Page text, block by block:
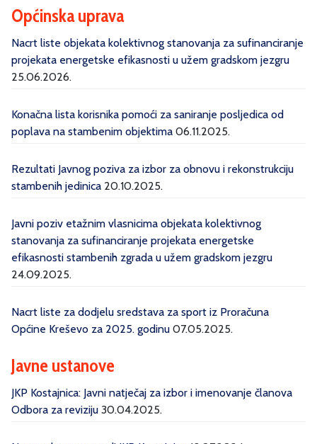
Općinska uprava
Nacrt liste objekata kolektivnog stanovanja za sufinanciranje
projekata energetske efikasnosti u užem gradskom jezgru
25.06.2026.
Konačna lista korisnika pomoći za saniranje posljedica od
poplava na stambenim objektima 06.11.2025.
Rezultati Javnog poziva za izbor za obnovu i rekonstrukciju
stambenih jedinica 20.10.2025.
Javni poziv etažnim vlasnicima objekata kolektivnog
stanovanja za sufinanciranje projekata energetske
efikasnosti stambenih zgrada u užem gradskom jezgru
24.09.2025.
Nacrt liste za dodjelu sredstava za sport iz Proračuna
Općine Kreševo za 2025. godinu 07.05.2025.
Javne ustanove
JKP Kostajnica: Javni natječaj za izbor i imenovanje članova
Odbora za reviziju 30.04.2025.